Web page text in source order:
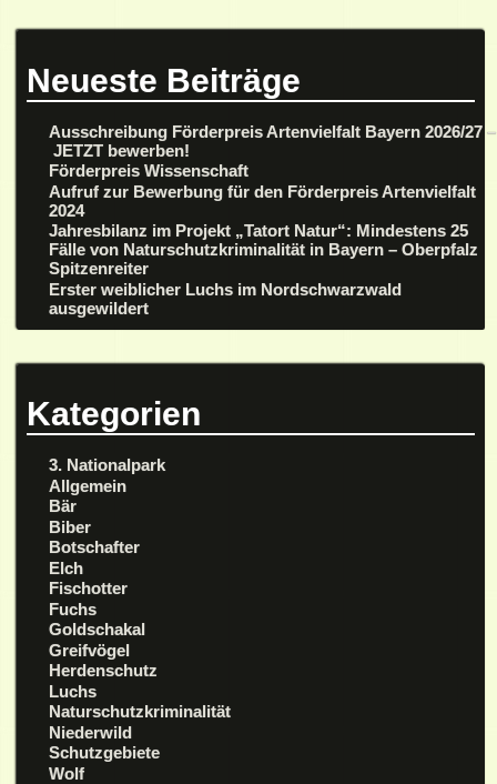
Neueste Beiträge
Ausschreibung Förderpreis Artenvielfalt Bayern 2026/27 –
JETZT bewerben!
Förderpreis Wissenschaft
Aufruf zur Bewerbung für den Förderpreis Artenvielfalt
2024
Jahresbilanz im Projekt „Tatort Natur“: Mindestens 25
Fälle von Naturschutzkriminalität in Bayern – Oberpfalz
Spitzenreiter
Erster weiblicher Luchs im Nordschwarzwald
ausgewildert
Kategorien
3. Nationalpark
Allgemein
Bär
Biber
Botschafter
Elch
Fischotter
Fuchs
Goldschakal
Greifvögel
Herdenschutz
Luchs
Naturschutzkriminalität
Niederwild
Schutzgebiete
Wolf